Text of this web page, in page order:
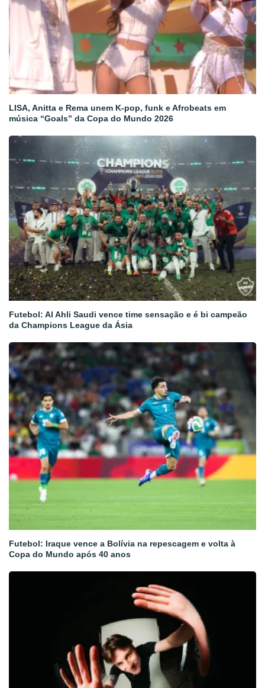
LISA, Anitta e Rema unem K-pop, funk e Afrobeats em
música “Goals” da Copa do Mundo 2026
Futebol: Al Ahli Saudi vence time sensação e é bi campeão
da Champions League da Ásia
Futebol: Iraque vence a Bolívia na repescagem e volta à
Copa do Mundo após 40 anos